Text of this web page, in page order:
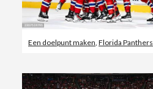
Een doelpunt maken, Florida Panthers